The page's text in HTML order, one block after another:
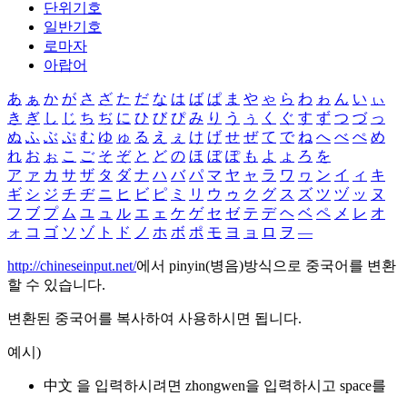
단위기호
일반기호
로마자
아랍어
あ ぁ か が さ ざ た だ な は ば ぱ ま や ゃ ら わ ゎ ん い ぃ
き ぎ し じ ち ぢ に ひ び ぴ み り う ぅ く ぐ す ず つ づ っ
ぬ ふ ぶ ぷ む ゆ ゅ る え ぇ け げ せ ぜ て で ね へ べ ぺ め
れ お ぉ こ ご そ ぞ と ど の ほ ぼ ぽ も よ ょ ろ を
ア ァ カ サ ザ タ ダ ナ ハ バ パ マ ヤ ャ ラ ワ ヮ ン イ ィ キ
ギ シ ジ チ ヂ ニ ヒ ビ ピ ミ リ ウ ゥ ク グ ス ズ ツ ヅ ッ ヌ
フ ブ プ ム ユ ュ ル エ ェ ケ ゲ セ ゼ テ デ ヘ ベ ペ メ レ オ
ォ コ ゴ ソ ゾ ト ド ノ ホ ボ ポ モ ヨ ョ ロ ヲ ―
http://chineseinput.net/에서 pinyin(병음)방식으로 중국어를 변환
할 수 있습니다.
변환된 중국어를 복사하여 사용하시면 됩니다.
예시)
中文 을 입력하시려면 zhongwen을 입력하시고 space를